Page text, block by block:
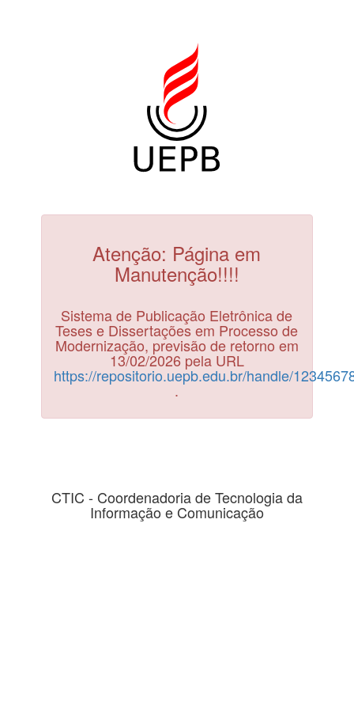
Atenção: Página em
Manutenção!!!!
Sistema de Publicação Eletrônica de
Teses e Dissertações em Processo de
Modernização, previsão de retorno em
13/02/2026 pela URL
https://repositorio.uepb.edu.br/handle/
.
CTIC - Coordenadoria de Tecnologia da
Informação e Comunicação